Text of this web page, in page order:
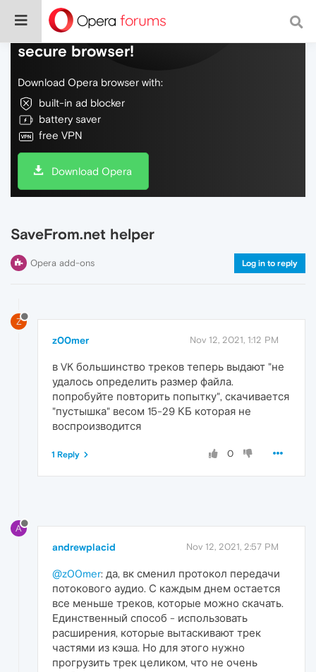
Do more on the web, with a fast and
secure browser!
Download Opera browser with:
built-in ad blocker
battery saver
free VPN
Download Opera
SaveFrom.net helper
Opera add-ons Log in to reply
Z
z00mer Nov 12, 2021, 1:12 PM
в VK большинство треков теперь выдают "не
удалось определить размер файла.
попробуйте повторить попытку", скачивается
"пустышка" весом 15-29 КБ которая не
воспроизводится
0
1 Reply
A
andrewplacid Nov 12, 2021, 2:57 PM
@z00mer: да, вк сменил протокол передачи
потокового аудио. С каждым днем остается
все меньше треков, которые можно скачать.
Единственный способ - использовать
расширения, которые вытаскивают трек
частями из кэша. Но для этого нужно
прогрузить трек целиком, что не очень